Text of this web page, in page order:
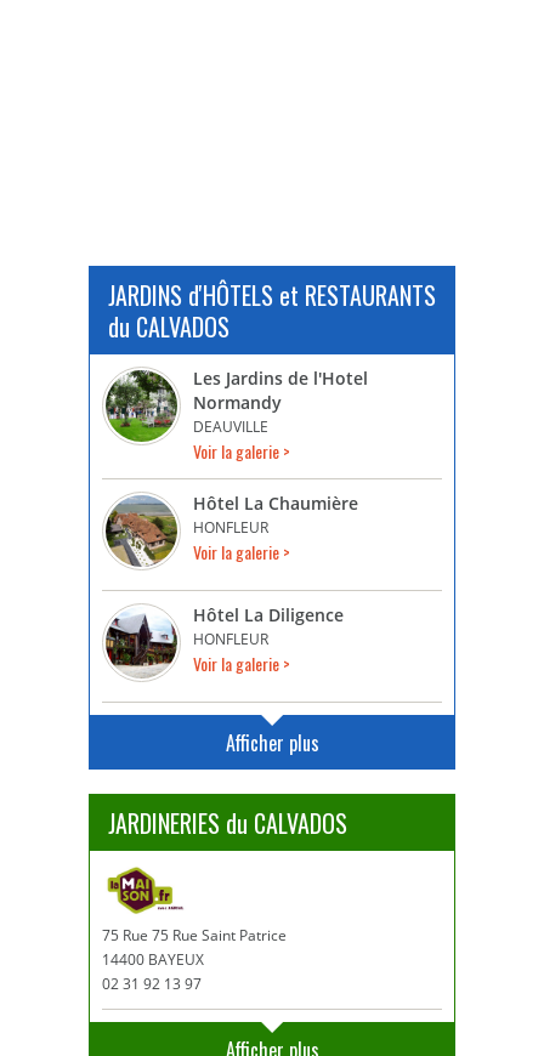
JARDINS d'HÔTELS et RESTAURANTS
du CALVADOS
Les Jardins de l'Hotel
Normandy
DEAUVILLE
Voir la galerie >
Hôtel La Chaumière
HONFLEUR
Voir la galerie >
Hôtel La Diligence
HONFLEUR
Voir la galerie >
Afficher plus
JARDINERIES du CALVADOS
75 Rue 75 Rue Saint Patrice
14400 BAYEUX
02 31 92 13 97
Afficher plus